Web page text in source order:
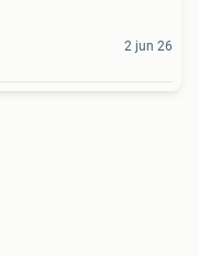
2 jun 26